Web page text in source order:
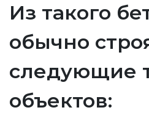
Из такого
обычно
следующие
объектов: